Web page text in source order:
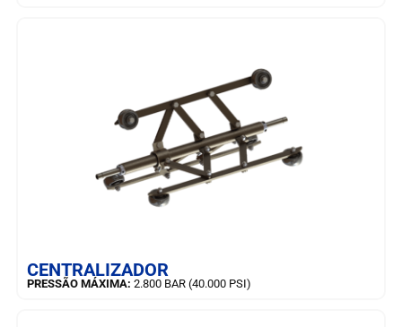
CENTRALIZADOR
PRESSÃO MÁXIMA: 2.800 BAR (40.000 PSI)